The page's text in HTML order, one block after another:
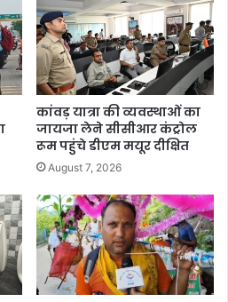
कांवड़ यात्रा की व्यवस्थाओं का
जायजा लेने सीसीआर कंट्रोल
रूम पहुंचे डीएम मयूर दीक्षित
August 7, 2026